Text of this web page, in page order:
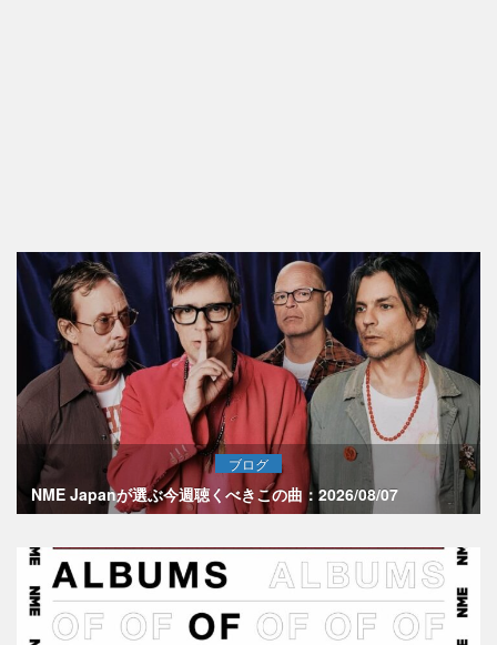
ブログ
NME Japanが選ぶ今週聴くべきこの曲：2026/08/07